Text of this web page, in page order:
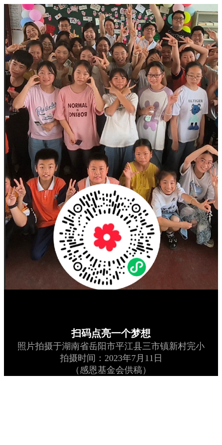
扫码点亮一个梦想
照片拍摄于湖南省岳阳市平江县三市镇新村完小
拍摄时间：2023年7月11日
（感恩基金会供稿）